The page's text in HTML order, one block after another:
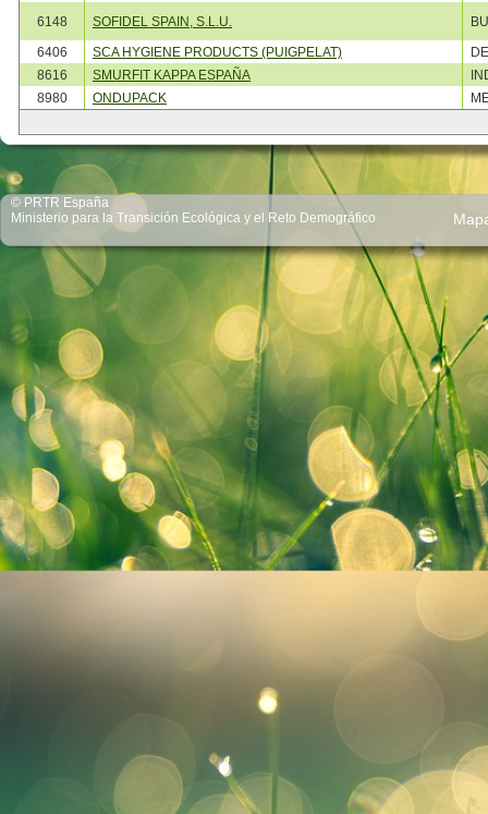
6148
SOFIDEL SPAIN, S.L.U.
6406
SCA HYGIENE PRODUCTS (PUIGPELAT)
8616
SMURFIT KAPPA ESPAÑA
8980
ONDUPACK
© PRTR España
Ministerio para la Transición Ecológica y el Reto Demográfico